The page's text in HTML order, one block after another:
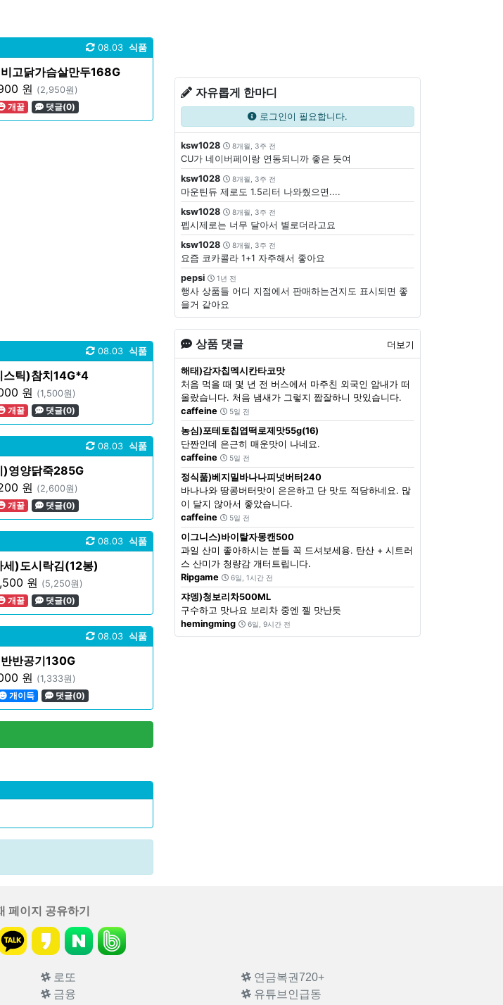
식품
08.03
고닭가슴살만두168G
원 (2,950원)
개꿀 댓글(0)
식품
08.03
스틱)참치14G*4
원 (1,500원)
개꿀 댓글(0)
식품
08.03
)영양닭죽285G
원 (2,600원)
개꿀 댓글(0)
식품
08.03
세)도시락김(12봉)
원 (5,250원)
개꿀 댓글(0)
식품
08.03
반공기130G
원 (1,333원)
개이득 댓글(0)
자유롭게 한마디
로그인이 필요합니다.
ksw1028 8개월, 3주 전
CU가 네이버페이랑 연동되니까 좋은 듯여
ksw1028
8개월, 3주 전
마운틴듀 제로도 1.5리터 나와줬으면....
ksw1028
8개월, 3주 전
펩시제로는 너무 달아서 별로더라고요
ksw1028
8개월, 3주 전
요즘 코카콜라 1+1 자주해서 좋아요
pepsi
1년 전
행사 상품들 어디 지점에서 판매하는건지도 표시되면 좋
을거 같아요
상품 댓글 더보기
해태)감자칩멕시칸타코맛
처음 먹을 때 몇 년 전 버스에서 마주친 외국인 암내가 떠
올랐습니다. 처음 냄새가 그렇지 짭잘하니 맛있습니다.
caffeine
5일 전
농심)포테토칩엽떡로제맛55g(16)
단짠인데 은근히 매운맛이 나네요.
caffeine
5일 전
정식품)베지밀바나나피넛버터240
바나나와 땅콩버터맛이 은은하고 단 맛도 적당하네요. 많
이 달지 않아서 좋았습니다.
caffeine
5일 전
이그니스)바이탈자몽캔500
과일 산미 좋아하시는 분들 꼭 드셔보세용. 탄산 + 시트러
스 산미가 청량감 개터트립니다.
Ripgame
6일, 1시간 전
쟈뎅)청보리차500ML
구수하고 맛나요 보리차 중엔 젤 맛난듯
hemingming
6일, 9시간 전
페이지 공유하기
로또
연금복권720+
금융 유튜브인급동